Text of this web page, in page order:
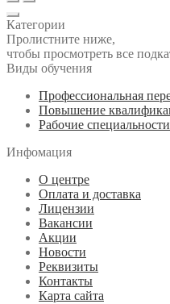
Категории
Пролистните ниже,
чтобы просмотреть все
Виды обучения
Профессиональная
Повышение
Рабочие специальности
Инфомация
О центре
Оплата и доставка
Лицензии
Вакансии
Акции
Новости
Реквизиты
Контакты
Карта сайта